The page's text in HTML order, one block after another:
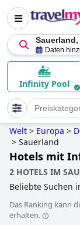
Daten
Infinity Pool
Welt > Europa >
> Sauerland
Hotels mit
2 HOTELS IM
Beliebte Suchen
hotels mit
hotels mit
Das Ranking kann
erhalten.